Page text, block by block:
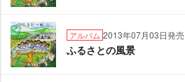
アルバム 2013年07月03日発売
ふるさとの風景